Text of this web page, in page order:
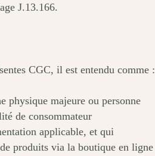
J.13.166.
CGC, il est entendu comme :
physique majeure ou personne
de consommateur
applicable, et qui
produits via la boutique en ligne